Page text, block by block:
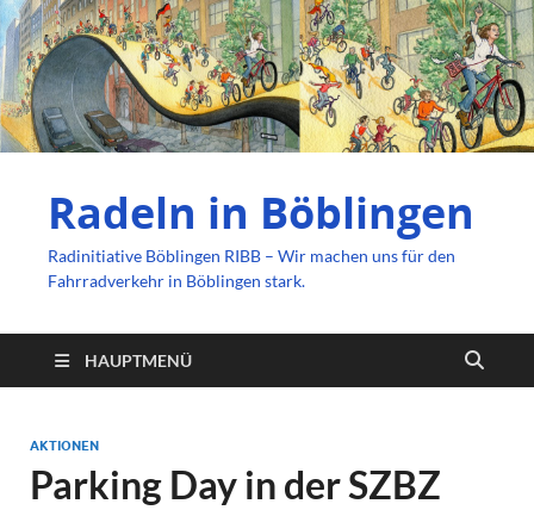
Radeln in Böblingen
Radinitiative Böblingen RIBB – Wir machen uns für den
Fahrradverkehr in Böblingen stark.
HAUPTMENÜ
AKTIONEN
Parking Day in der SZBZ